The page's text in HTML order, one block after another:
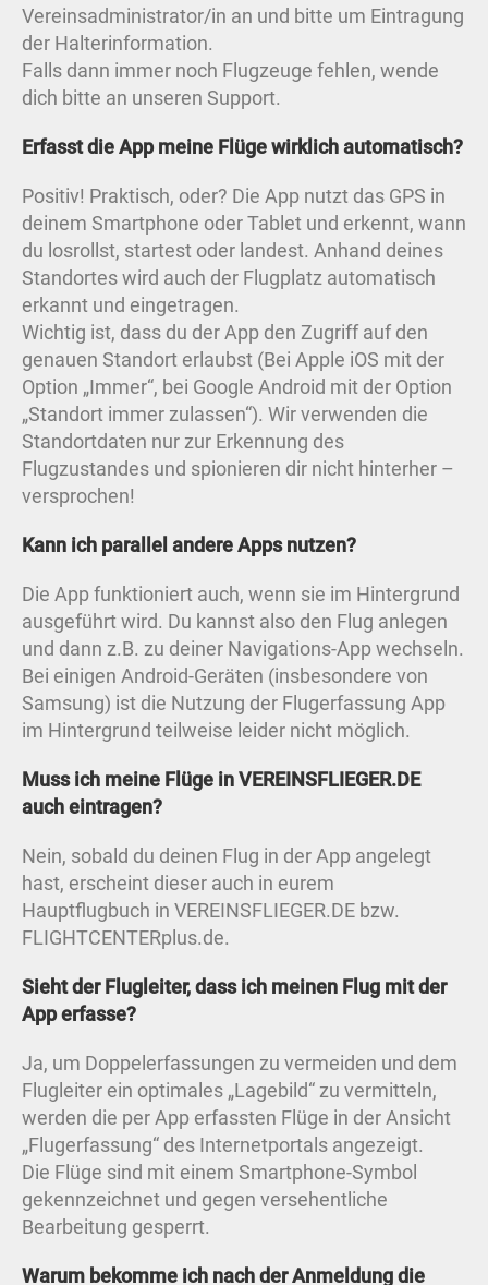
Vereinsadministrator/in an und bitte um Eintragung
der Halterinformation.
Falls dann immer noch Flugzeuge fehlen, wende
dich bitte an unseren Support.
Erfasst die App meine Flüge wirklich automatisch?
Positiv! Praktisch, oder? Die App nutzt das GPS in
deinem Smartphone oder Tablet und erkennt, wann
du losrollst, startest oder landest. Anhand deines
Standortes wird auch der Flugplatz automatisch
erkannt und eingetragen.
Wichtig ist, dass du der App den Zugriff auf den
genauen Standort erlaubst (Bei Apple iOS mit der
Option „Immer“, bei Google Android mit der Option
„Standort immer zulassen“). Wir verwenden die
Standortdaten nur zur Erkennung des
Flugzustandes und spionieren dir nicht hinterher –
versprochen!
Kann ich parallel andere Apps nutzen?
Die App funktioniert auch, wenn sie im Hintergrund
ausgeführt wird. Du kannst also den Flug anlegen
und dann z.B. zu deiner Navigations-App wechseln.
Bei einigen Android-Geräten (insbesondere von
Samsung) ist die Nutzung der Flugerfassung App
im Hintergrund teilweise leider nicht möglich.
Muss ich meine Flüge in VEREINSFLIEGER.DE
auch eintragen?
Nein, sobald du deinen Flug in der App angelegt
hast, erscheint dieser auch in eurem
Hauptflugbuch in VEREINSFLIEGER.DE bzw.
FLIGHTCENTERplus.de.
Sieht der Flugleiter, dass ich meinen Flug mit der
App erfasse?
Ja, um Doppelerfassungen zu vermeiden und dem
Flugleiter ein optimales „Lagebild“ zu vermitteln,
werden die per App erfassten Flüge in der Ansicht
„Flugerfassung“ des Internetportals angezeigt.
Die Flüge sind mit einem Smartphone-Symbol
gekennzeichnet und gegen versehentliche
Bearbeitung gesperrt.
Warum bekomme ich nach der Anmeldung die